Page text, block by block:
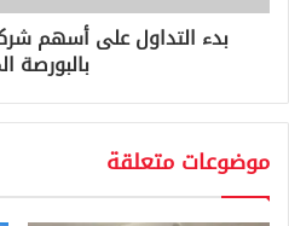
بدء التداول على أسهم
بالبورصة
موضوعات متعلقة